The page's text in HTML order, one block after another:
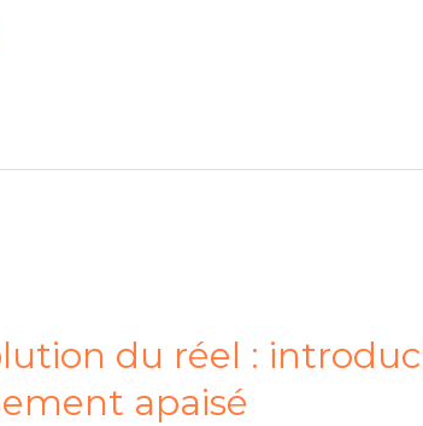
du réel :
apaisé